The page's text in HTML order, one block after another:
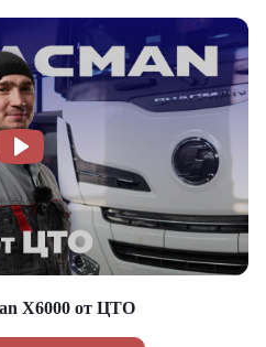
Х6000 от ЦТО